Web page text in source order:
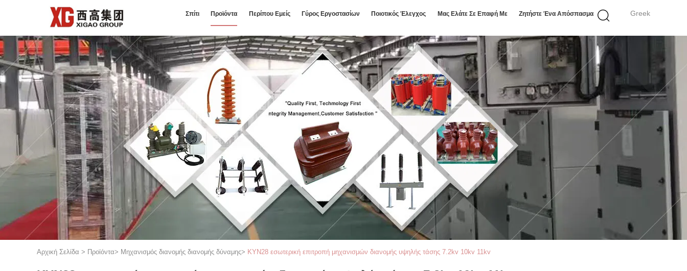
Greek
Σπίτι Προϊόντα Περίπου Εμείς Γύρος Εργοστασίων Ποιοτικός Έλεγχος Μας Ελάτε Σε Επαφή Με Ζητήστε Ένα Απόσπασμα
Αρχική Σελίδα > Προϊόντα> Μηχανισμός διανομής διανομής δύναμης> KYN28 εσωτερική επιτροπή μηχανισμών διανομής υψηλής τάσης 7.2kv 10kv 11kv